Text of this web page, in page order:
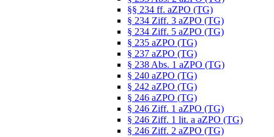
§§ 234 ff. aZPO (TG)
§ 234 Ziff. 3 aZPO (TG)
§ 234 Ziff. 5 aZPO (TG)
§ 235 aZPO (TG)
§ 237 aZPO (TG)
§ 238 Abs. 1 aZPO (TG)
§ 240 aZPO (TG)
§ 242 aZPO (TG)
§ 246 aZPO (TG)
§ 246 Ziff. 1 aZPO (TG)
§ 246 Ziff. 1 lit. a aZPO (TG)
§ 246 Ziff. 2 aZPO (TG)